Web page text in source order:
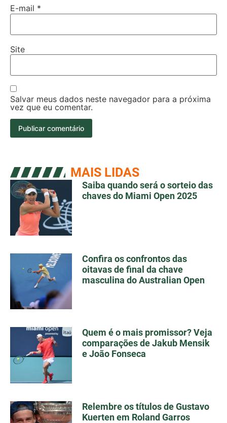
E-mail *
Site
Salvar meus dados neste navegador para a próxima
vez que eu comentar.
MAIS LIDAS
Saiba quando será o sorteio das
chaves do Miami Open 2025
Confira os confrontos das
oitavas de final da chave
masculina do Australian Open
Quem é o mais promissor? Veja
comparações de Jakub Mensik
e João Fonseca
Relembre os títulos de Gustavo
Kuerten em Roland Garros